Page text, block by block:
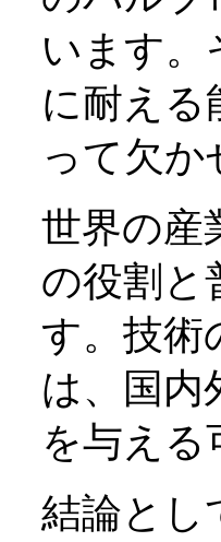
います。
に耐える
って欠
世界の産
の役割と
す。技術
は、国内
を与える
結論とし